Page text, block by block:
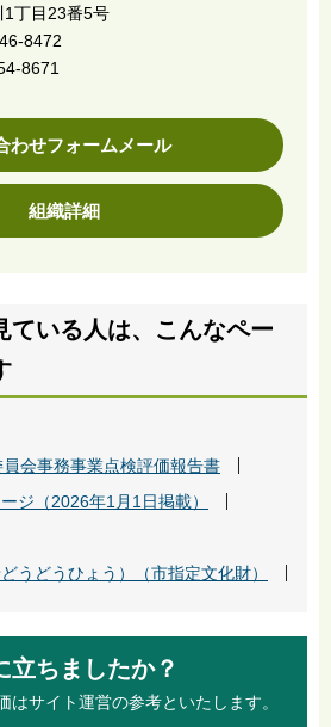
1丁目23番5号
8472
8671
わせフォームメール
組織詳細
ている人は、こんなペー
会事務事業点検評価報告書
ジ（2026年1月1日掲載）
うどうひょう）（市指定文化財）
立ちましたか？
はサイト運営の参考といたします。